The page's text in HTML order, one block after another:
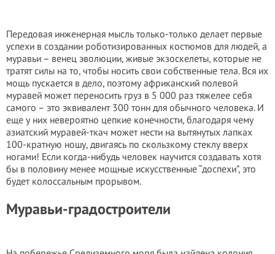
Передовая инженерная мысль только-только делает первые
успехи в создании роботизированных костюмов для людей, а
муравьи – венец эволюции, живые экзоскелеты, которые не
тратят силы на то, чтобы носить свои собственные тела. Вся их
мощь пускается в дело, поэтому африканский полевой
муравей может переносить груз в 5 000 раз тяжелее себя
самого – это эквивалент 300 тонн для обычного человека. И
еще у них невероятно цепкие конечности, благодаря чему
азиатский муравей-ткач может нести на вытянутых лапках
100-кратную ношу, двигаясь по скользкому стеклу вверх
ногами! Если когда-нибудь человек научится создавать хотя
бы в половину менее мощные искусственные “доспехи”, это
будет колоссальным прорывом.
Муравьи-градостроители